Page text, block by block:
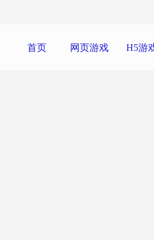
首页 网页游戏 H5游